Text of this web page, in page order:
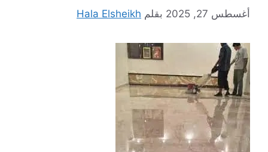
أغسطس 27, 2025 بقلم Hala Elsheikh